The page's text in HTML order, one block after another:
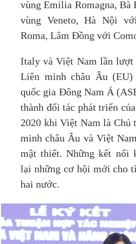
vùng Emilia Romagna, Bà
vùng Veneto, Hà Nội
Roma, Lâm Đồng với
Italy và Việt Nam lần lượt
Liên minh châu Âu
quốc gia Đông Nam Á
thành đối tác phát triển
2020 khi Việt Nam là Chủ
minh châu Âu và Việt
mật thiết. Những kết nối
lại những cơ hội mới cho
hai nước.